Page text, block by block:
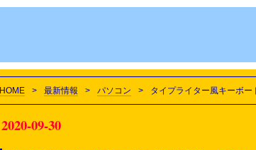
HOME > 最新情報 > パソコン > タイプライター風キーボ
2020-09-30